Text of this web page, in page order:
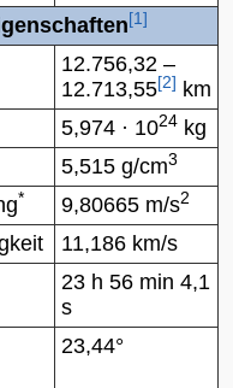
[1]
12.756,32 –
12.713,55[2] km
5,974 · 1024 kg
5,515 g/cm3
* 9,80665 m/s2
11,186 km/s
23 h 56 min 4,1
s
23,44°